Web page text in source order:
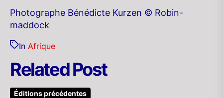
Photographe Bénédicte Kurzen © Robin-
maddock
In Afrique
Related Post
Éditions précédentes